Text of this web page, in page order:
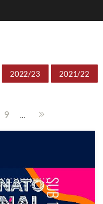
2022/23 2021/22
9 ...